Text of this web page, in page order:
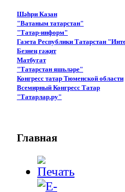
Шәһри Казан
"Ватаным татарстан"
"Татар-информ"
Газета Республики Татарстан
Безнең гәҗит
Матбугат
"Татарстан яшьләре"
Конгресс татар Тюменской области
Всемирный Конгресс Татар
"Татарлар.ру"
Главная